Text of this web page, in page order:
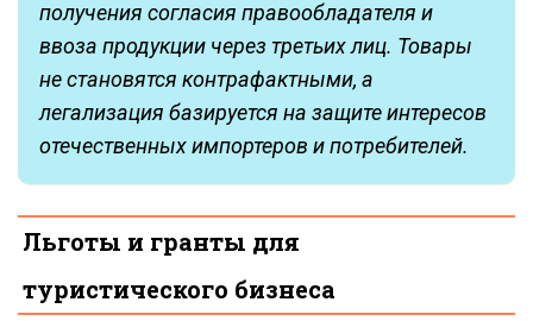
получения согласия правообладателя и
ввоза продукции через третьих лиц. Товары
не становятся контрафактными, а
легализация базируется на защите интересов
отечественных импортеров и потребителей.
Льготы и гранты для
туристического бизнеса